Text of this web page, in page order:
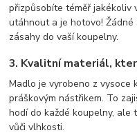
přizpůsobíte téměř jakékoliv
utáhnout a je hotovo!
zásahy do vaší koupelny.
3. Kvalitní materiál,
Madlo je vyrobeno z vysoce
práškovým nástřikem. To
hodí do každé koupelny,
vůči vlhkosti.